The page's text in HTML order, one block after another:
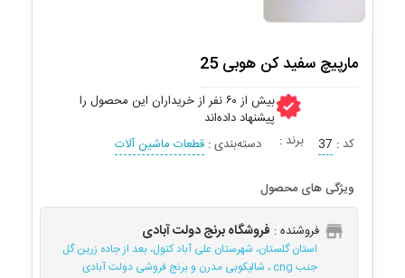
مارپیچ سفید کن هوبی 25
بیش از ۶۰ نفر از خریداران این محصول را
پیشنهاد داده‌اند
کد :
37 برند : دسته‌بندی: قطعات ماشین آلات
ویژگی های محصول
فروشنده : فروشگاه برنج دولت آبادی
استان گلستان، شهرستان علی آباد کتول، بعد از جاده زرین گل
جنب cng ، شالیکوبی مدرن و برنج فروشی دولت آبادی